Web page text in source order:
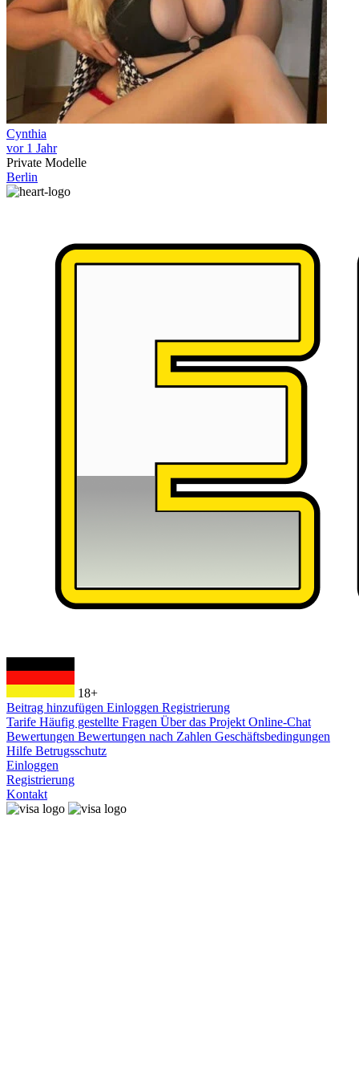
Cynthia
vor 1 Jahr
Private Modelle
Berlin
18+
Beitrag hinzufügen Einloggen Registrierung
Tarife Häufig gestellte Fragen Über das Projekt Online-Chat
Bewertungen Bewertungen nach Zahlen Geschäftsbedingungen
Hilfe Betrugsschutz
Einloggen
Registrierung
Kontakt